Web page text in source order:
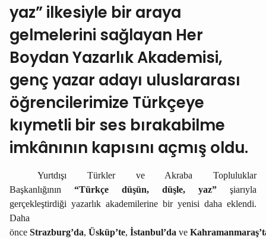
yaz” ilkesiyle bir araya
gelmelerini sağlayan Her
Boydan Yazarlık Akademisi,
genç yazar adayı uluslararası
öğrencilerimize Türkçeye
kıymetli bir ses bırakabilme
imkânının kapısını açmış oldu.
Yurtdışı Türkler ve Akraba Topluluklar
Başkanlığının “Türkçe düşün, düşle, yaz” şiarıyla
gerçekleştirdiği yazarlık akademilerine bir yenisi daha eklendi.
Daha
önce Strazburg’da, Üsküp’te, İstanbul’da ve